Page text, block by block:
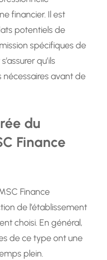
financier. Il est
potentiels de
spécifiques de
qu’ils
avant de
du
Finance
Finance
de l’établissement
choisi. En général,
de ce type ont une
plein.